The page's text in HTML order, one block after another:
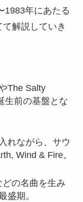
1983年にあたる
解説していき
The Salty
生前の基盤とな
れながら、サウ
Wind & Fire。
どの名曲を生み
盛期。